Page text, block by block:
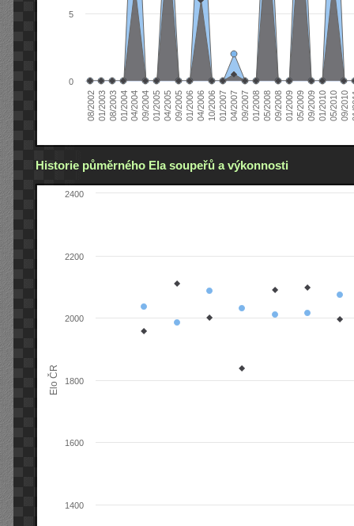
08/200201/200308/200301/200404/200409/200401/200504/200509/200501/200604/200610/200601/200704/200709/200701/200805/200809/200801/200905/200909/200901/201005/201009/2010
0
5
Historie půměrného Ela soupeřů a výkonnosti
Elo ČR
1400
1600
1800
2000
2200
2400